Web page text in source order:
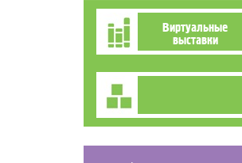
Познавательно-
развлекательное
Виртуальные
выставки